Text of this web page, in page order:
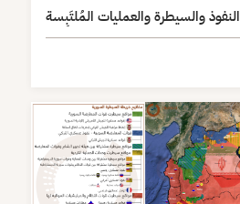
والسيطرة والعمليات المُلتَبِسة